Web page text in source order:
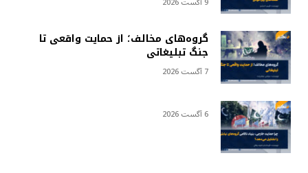
گروه‌های مخالف؛ از حمایت واقعی تا
جنگ تبلیغاتی
7 آگست 2026
6 آگست 2026